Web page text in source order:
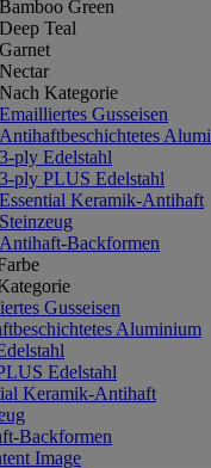
Bamboo Green
Deep Teal
Garnet
Nectar
Nach Kategorie
Emailliertes Gusseisen
Antihaftbeschichtetes
3-ply Edelstahl
3-ply PLUS Edelstahl
Essential Keramik-Antihaft
Steinzeug
Antihaft-Backformen
Gusseisen
Aluminium
Edelstahl
Keramik-Antihaft
Backformen